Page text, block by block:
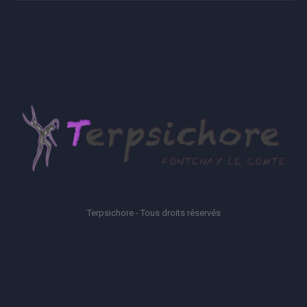
Terpsichore - Tous droits réservés